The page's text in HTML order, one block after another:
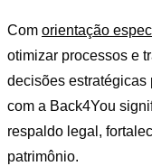
Com orientação
otimizar processos e
decisões estratégicas
com a Back4You
respaldo legal,
patrimônio.